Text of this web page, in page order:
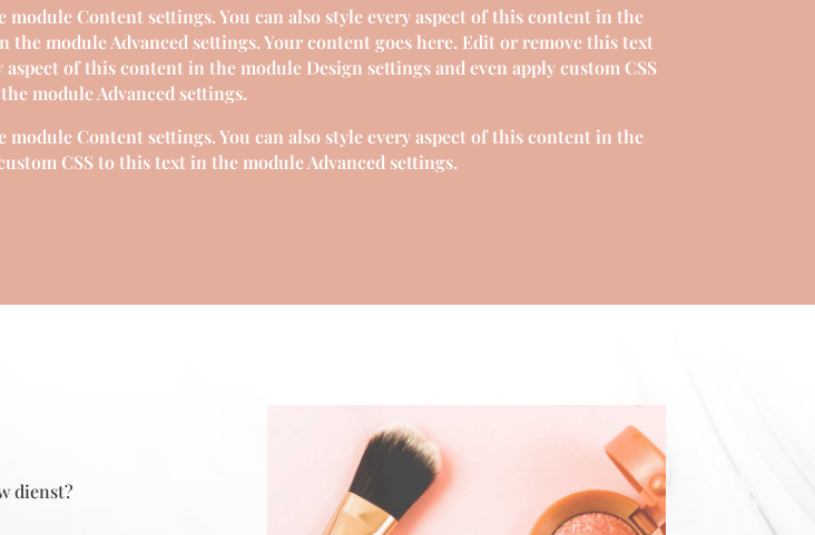
Content settings. You can also style every aspect of this content in the
module Advanced settings. Your content goes here. Edit or remove this text
of this content in the module Design settings and even apply custom CSS
module Advanced settings.
Content settings. You can also style every aspect of this content in the
CSS to this text in the module Advanced settings.
dienst?